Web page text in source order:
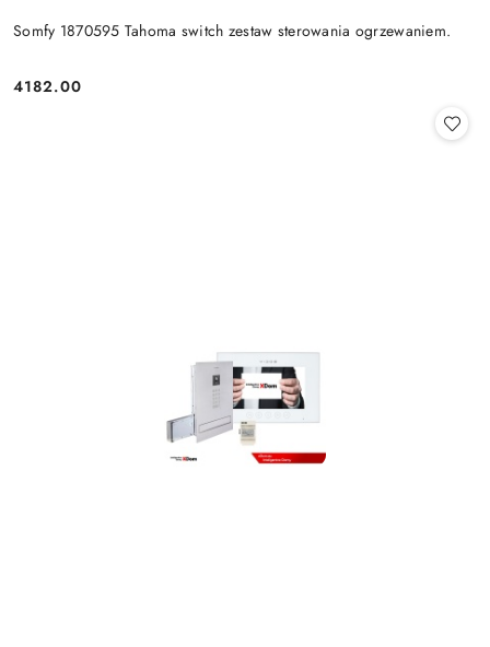
Somfy 1870595 Tahoma switch zestaw sterowania ogrzewaniem.
Cena:
4182.00